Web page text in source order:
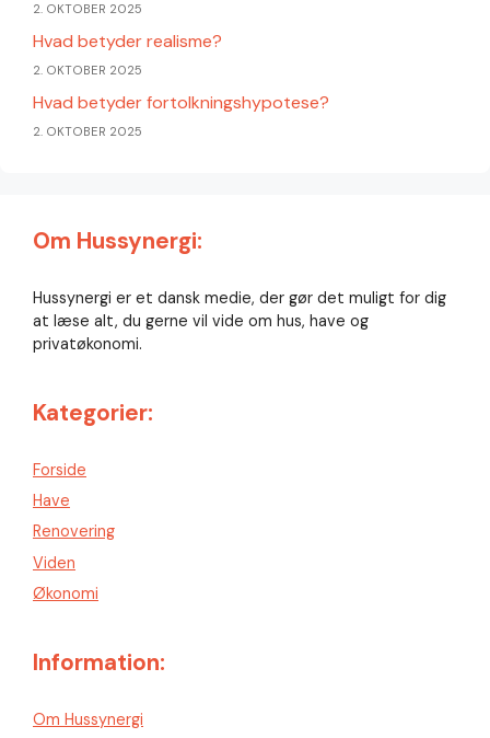
2. OKTOBER 2025
Hvad betyder realisme?
2. OKTOBER 2025
Hvad betyder fortolkningshypotese?
2. OKTOBER 2025
Om Hussynergi:
Hussynergi er et dansk medie, der gør det muligt for dig
at læse alt, du gerne vil vide om hus, have og
privatøkonomi.
Kategorier:
Forside
Have
Renovering
Viden
Økonomi
Information:
Om Hussynergi